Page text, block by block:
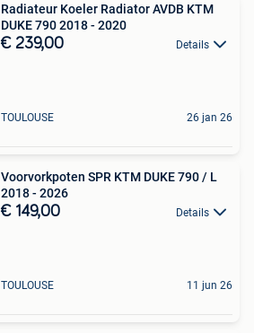
Radiateur Koeler Radiator AVDB KTM
DUKE 790 2018 - 2020
€ 239,00 Details
TOULOUSE 26 jan 26
Voorvorkpoten SPR KTM DUKE 790 / L
2018 - 2026
€ 149,00 Details
TOULOUSE 11 jun 26